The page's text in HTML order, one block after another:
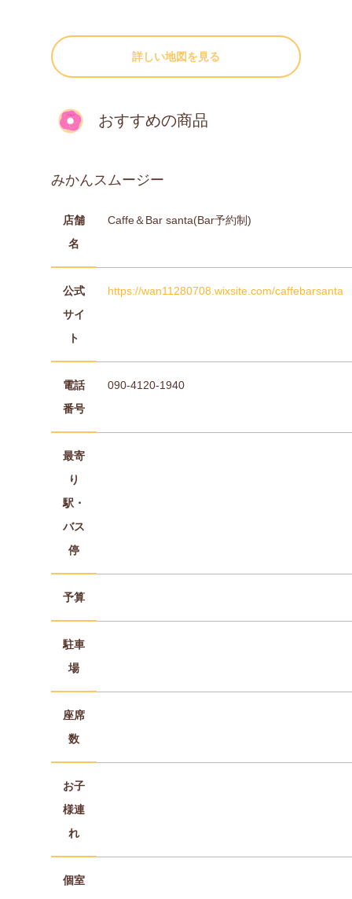
詳しい地図を見る
おすすめの商品
みかんスムージー
店舗
名
Caffe＆Bar santa(Bar予約制)
公式
サイ
ト
https://wan11280708.wixsite.com/caffebarsanta
電話
番号
090-4120-1940
最寄
り
駅・
バス
停
予算
駐車
場
座席
数
お子
様連
れ
個室